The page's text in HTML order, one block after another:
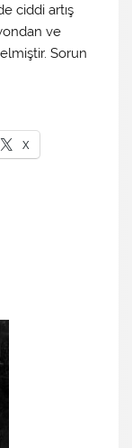
ciddi artış
ve
Sorun
X